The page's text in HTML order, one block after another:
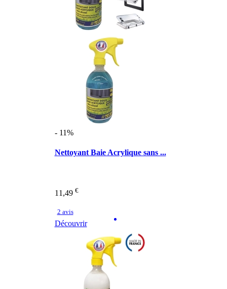
- 11%
Nettoyant Baie Acrylique sans ...
11,49 €
2 avis
Découvrir